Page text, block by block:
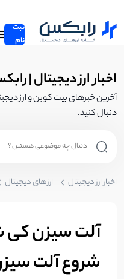
ثبت
نام
اخبار ارز دیجیتال |
آخرین خبرهای بیت کوین و ارز
دنبال کنید.
اخبار ارز دیجیتال ارزهای دیجیتال
آلت سیزن کی
شروع آلت